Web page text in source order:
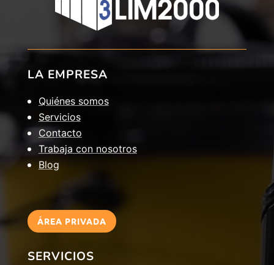
LA EMPRESA
Quiénes somos
Servicios
Contacto
Trabaja con nosotros
Blog
ÁREA PRIVADA
SERVICIOS